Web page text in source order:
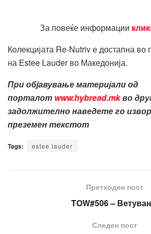
За повеќе информации
Колекцијата Re-Nutriv е достапна
на Estee Lauder во Македонија.
При објавување материјали од
порталот www.hybread.mkво
задолжително наведете го
преземен текстот
Tags: estee lauder
Претходен пост
TOW#506 –
Следен пост